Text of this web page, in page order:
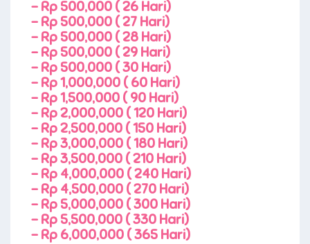
- Rp 500,000 ( 26 Hari)
- Rp 500,000 ( 27 Hari)
- Rp 500,000 ( 28 Hari)
- Rp 500,000 ( 29 Hari)
- Rp 500,000 ( 30 Hari)
- Rp 1,000,000 ( 60 Hari)
- Rp 1,500,000 ( 90 Hari)
- Rp 2,000,000 ( 120 Hari)
- Rp 2,500,000 ( 150 Hari)
- Rp 3,000,000 ( 180 Hari)
- Rp 3,500,000 ( 210 Hari)
- Rp 4,000,000 ( 240 Hari)
- Rp 4,500,000 ( 270 Hari)
- Rp 5,000,000 ( 300 Hari)
- Rp 5,500,000 ( 330 Hari)
- Rp 6,000,000 ( 365 Hari)